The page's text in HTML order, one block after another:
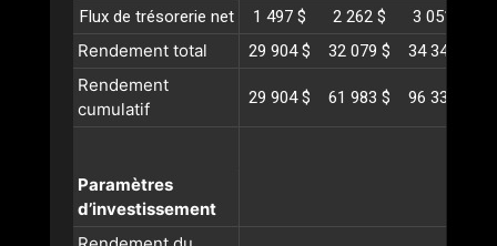
Flux de trésorerie net 1 497 $ 2 262 $ 3 051 $
Rendement total 29 904 $ 32 079 $ 34 347 $
Rendement
cumulatif
29 904 $ 61 983 $ 96 331 $
Paramètres
d’investissement